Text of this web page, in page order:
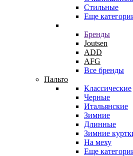
Стильные
Еще
Бренды
Joutsen
ADD
AFG
Все бренды
Пальто
Классические
Черные
Итальянские
Зимние
Длинные
Зимние
На меху
Еще